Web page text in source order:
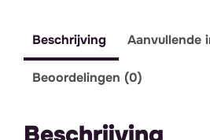
Beschrijving Aanvullende
Beoordelingen (0)